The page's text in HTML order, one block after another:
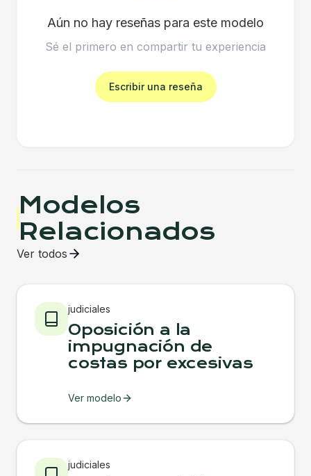
Aún no hay reseñas para este modelo
Sé el primero en compartir tu experiencia
Escribir una reseña
Modelos
Relacionados
Ver todos
judiciales
Oposición a la
impugnación de
costas por excesivas
Ver modelo
judiciales